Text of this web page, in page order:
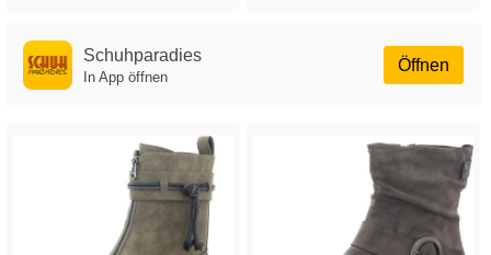
Öffnen
Schuhparadies
In App öffnen